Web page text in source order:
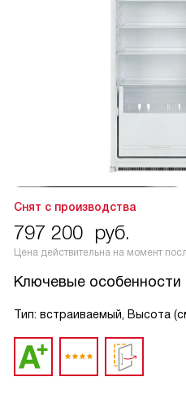
Снят с производства
797 200 руб.
Цена действительна на момент
Ключевые особенности
Тип: встраиваемый, Высота